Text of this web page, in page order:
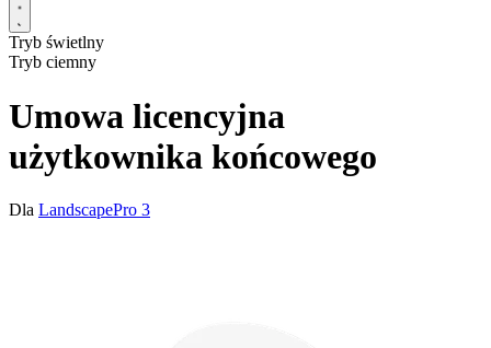
Tryb świetlny
Tryb ciemny
Umowa licencyjna
użytkownika końcowego
Dla LandscapePro 3